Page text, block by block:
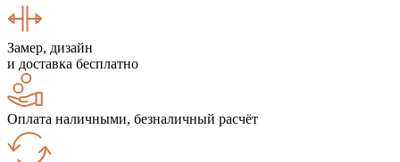
Замер, дизайн
и доставка бесплатно
Оплата наличными, безналичный расчёт